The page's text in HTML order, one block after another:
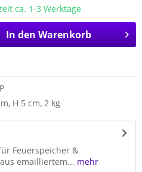
ca. 1-3 Werktage
In den Warenkorb
H 5 cm, 2 kg
Feuerspeicher &
emailliertem... mehr